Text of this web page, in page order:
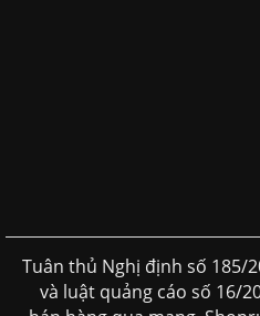
Tuân thủ Nghị định số 185/
và luật quảng cáo số 16/